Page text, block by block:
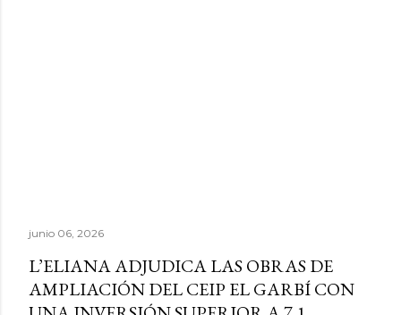
junio 06, 2026
L’ELIANA ADJUDICA LAS OBRAS DE
AMPLIACIÓN DEL CEIP EL GARBÍ CON